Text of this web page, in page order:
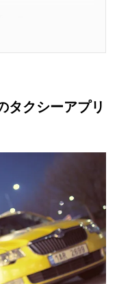
用するデメリット
発生する可能性
ならUber Taxi
タクシーアプリ